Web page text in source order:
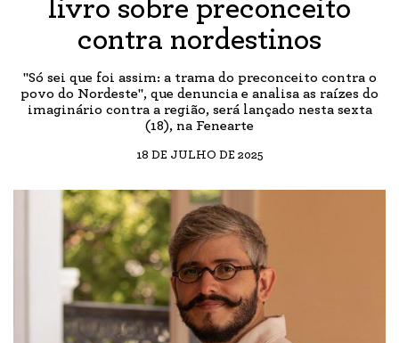
livro sobre preconceito
contra nordestinos
"Só sei que foi assim: a trama do preconceito contra o
povo do Nordeste", que denuncia e analisa as raízes do
imaginário contra a região, será lançado nesta sexta
(18), na Fenearte
18 DE JULHO DE 2025